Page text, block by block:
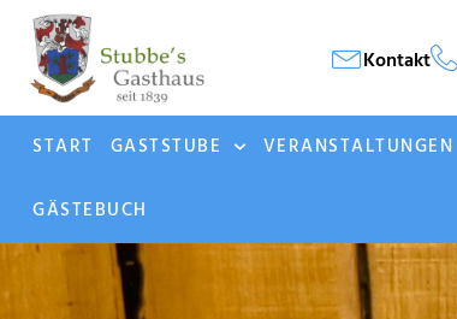
Kontakt
START GASTSTUBE VERANSTALTUNGEN
GÄSTEBUCH